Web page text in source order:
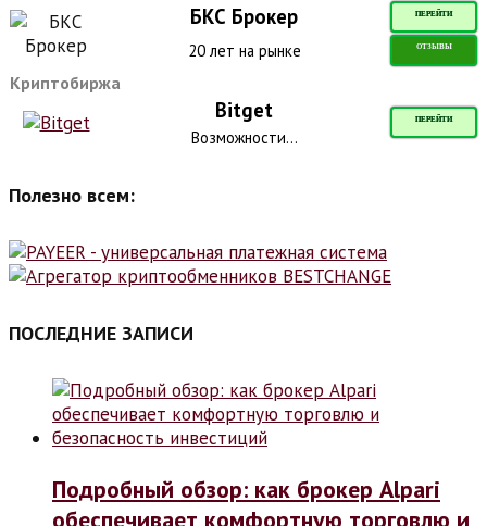
БКС Брокер ПЕРЕЙТИ
20 лет на рынке ОТЗЫВЫ
Криптобиржа
Bitget ПЕРЕЙТИ
Возможности...
Полезно всем:
ПОСЛЕДНИЕ ЗАПИСИ
Подробный обзор: как брокер Alpari